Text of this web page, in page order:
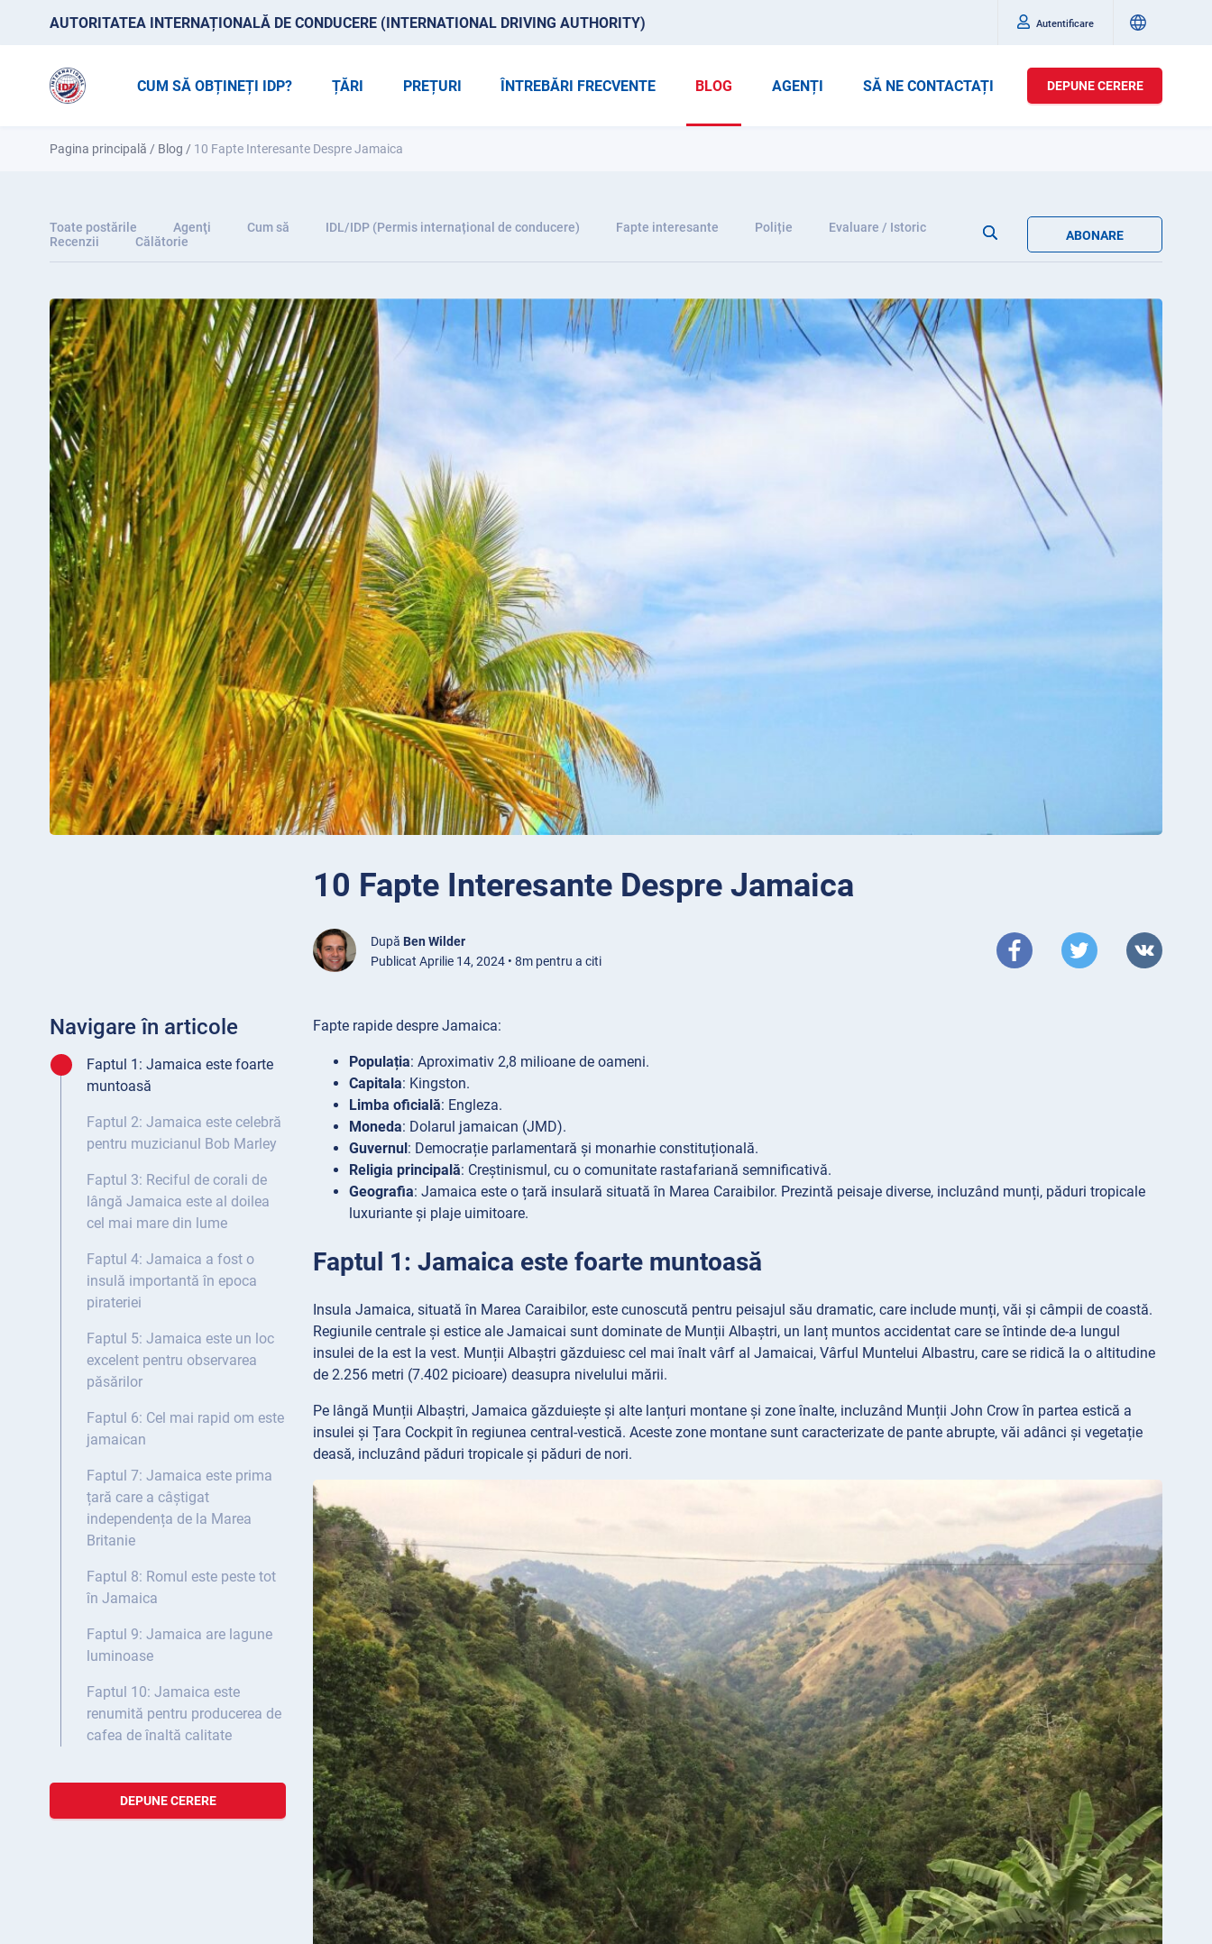
AUTORITATEA INTERNAȚIONALĂ DE CONDUCERE (INTERNATIONAL DRIVING AUTHORITY) Autentificare
CUM SĂ OBȚINEȚI IDP? ȚĂRI PREȚURI ÎNTREBĂRI FRECVENTE BLOG AGENȚI SĂ NE CONTACTAȚI DEPUNE CERERE
Pagina principală / Blog / 10 Fapte Interesante Despre Jamaica
Toate postările Agenţi Cum să IDL/IDP (Permis internațional de conducere) Fapte interesante Poliție
Evaluare / Istoric
Recenzii
Călătorie ABONARE
10 Fapte Interesante Despre Jamaica
După Ben Wilder
Publicat Aprilie 14, 2024 • 8m pentru a citi
Navigare în articole
Faptul 1: Jamaica este foarte
muntoasă
Faptul 2: Jamaica este celebră
pentru muzicianul Bob Marley
Faptul 3: Reciful de corali de
lângă Jamaica este al doilea
cel mai mare din lume
Faptul 4: Jamaica a fost o
insulă importantă în epoca
pirateriei
Faptul 5: Jamaica este un loc
excelent pentru observarea
păsărilor
Faptul 6: Cel mai rapid om este
jamaican
Faptul 7: Jamaica este prima
țară care a câștigat
independența de la Marea
Britanie
Faptul 8: Romul este peste tot
în Jamaica
Faptul 9: Jamaica are lagune
luminoase
Faptul 10: Jamaica este
renumită pentru producerea de
cafea de înaltă calitate
DEPUNE CERERE
Fapte rapide despre Jamaica:
Populația: Aproximativ 2,8 milioane de oameni.
Capitala: Kingston.
Limba oficială: Engleza.
Moneda: Dolarul jamaican (JMD).
Guvernul : Democrație parlamentară și monarhie constituțională.
Religia principală: Creștinismul, cu o comunitate rastafariană semnificativă.
Geografia: Jamaica este o țară insulară situată în Marea Caraibilor. Prezintă peisaje diverse, incluzând munți, păduri tropicale
luxuriante și plaje uimitoare.
Faptul 1: Jamaica este foarte muntoasă
Insula Jamaica, situată în Marea Caraibilor, este cunoscută pentru peisajul său dramatic, care include munți, văi și câmpii de coastă.
Regiunile centrale și estice ale Jamaicai sunt dominate de Munții Albaștri, un lanț muntos accidentat care se întinde de-a lungul
insulei de la est la vest. Munții Albaștri găzduiesc cel mai înalt vârf al Jamaicai, Vârful Muntelui Albastru, care se ridică la o altitudine
de 2.256 metri (7.402 picioare) deasupra nivelului mării.
Pe lângă Munții Albaștri, Jamaica găzduiește și alte lanțuri montane și zone înalte, incluzând Munții John Crow în partea estică a
insulei și Țara Cockpit în regiunea central-vestică. Aceste zone montane sunt caracterizate de pante abrupte, văi adânci și vegetație
deasă, incluzând păduri tropicale și păduri de nori.